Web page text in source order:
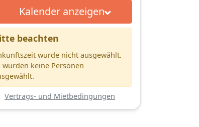
Kalender anzeigen
beachten
wurde nicht ausgewählt.
wurden keine Personen
Vertrags- und Mietbedingungen